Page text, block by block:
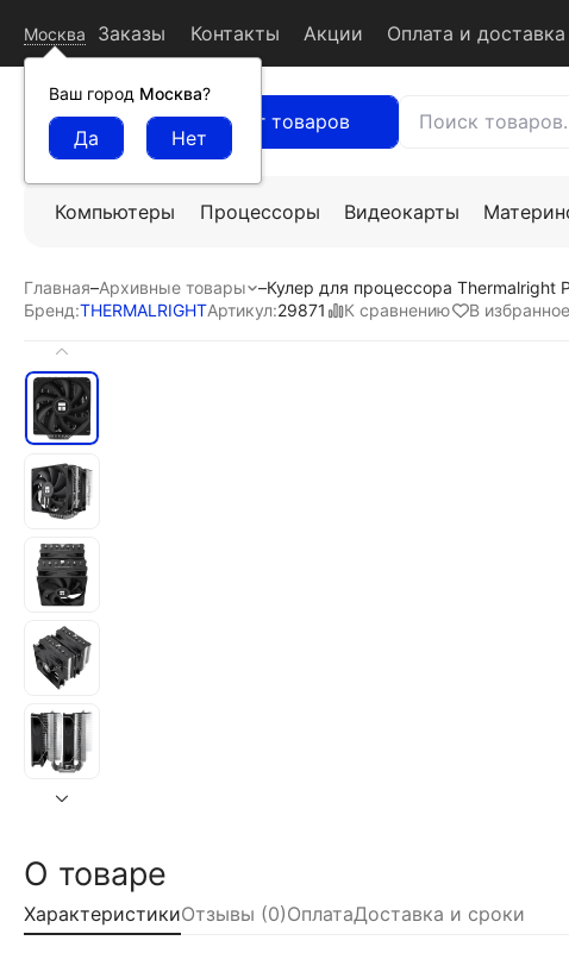
Москва
Ваш город Москва?
Заказы Контакты Акции Оплата и доставка
Каталог товаров
Компьютеры Процессоры Видеокарты
Главная–Архивные товары –Кулер для процессора Thermalright
Бренд:THERMALRIGHTАртикул:29871 К сравнению В избранное
О товаре
ХарактеристикиОтзывы (0)ОплатаДоставка и сроки